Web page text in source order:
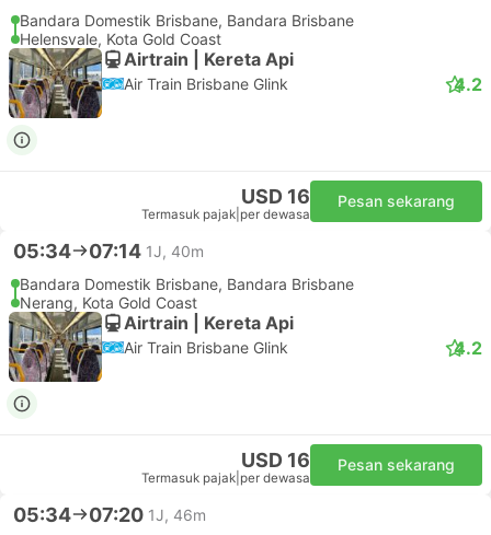
Bandara Domestik Brisbane, Bandara Brisbane
Helensvale, Kota Gold Coast
Airtrain | Kereta Api
Air Train Brisbane Glink 4.2
USD 16
Termasuk pajak per dewasa
Pesan sekarang
05:34 07:14 1J, 40m
Bandara Domestik Brisbane, Bandara Brisbane
Nerang, Kota Gold Coast
Airtrain | Kereta Api
Air Train Brisbane Glink 4.2
USD 16
Termasuk pajak per dewasa
Pesan sekarang
05:34 07:20 1J, 46m